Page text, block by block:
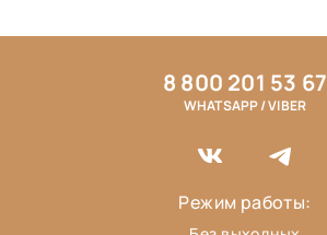
8 800 201 53 67
WHATSAPP / VIBER
Режим работы: